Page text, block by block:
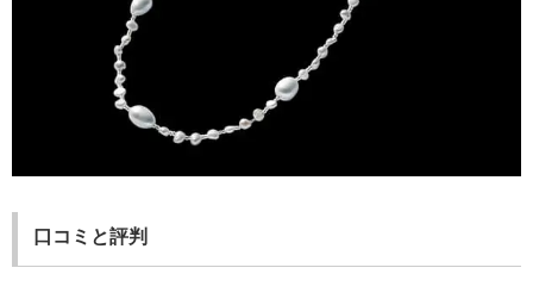
口コミと評判